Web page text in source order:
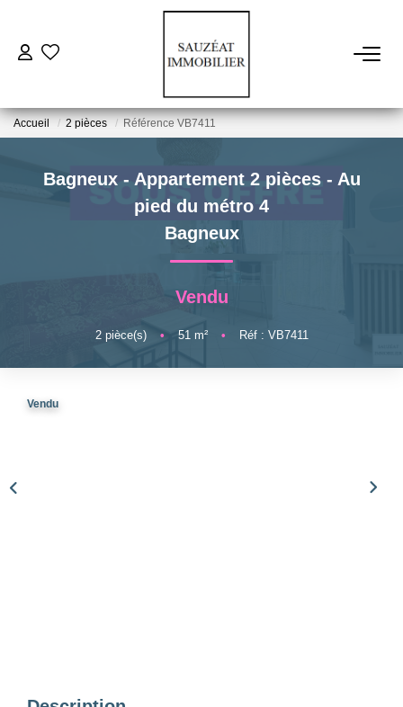
ESTIMER
FAIRE GÉRER
Accueil 2 pièces Référence VB7411
Bagneux - Appartement 2 pièces - Au
pied du métro 4
Bagneux
Vendu
2pièce(s) • 51 m² • Réf : VB7411
Vendu